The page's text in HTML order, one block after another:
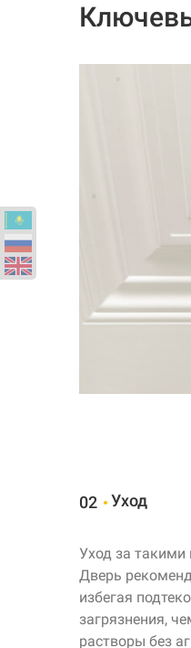
02 Уход
Уход за такими
Дверь
избегая
загрязнения,
растворы без